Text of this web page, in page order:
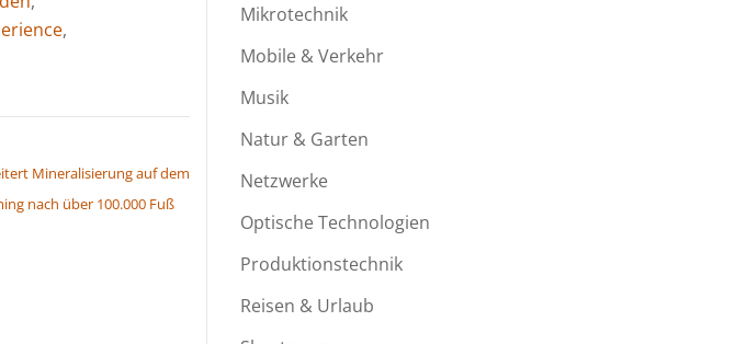
,
Mineralisierung auf dem
nach über 100.000 Fuß
Mikrotechnik
Mobile & Verkehr
Musik
Natur & Garten
Netzwerke
Optische Technologien
Produktionstechnik
Reisen & Urlaub